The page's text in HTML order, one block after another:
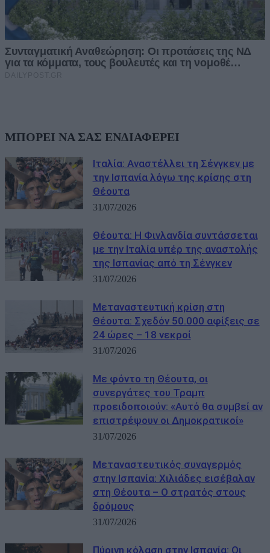
ΜΠΟΡΕΙ ΝΑ ΣΑΣ ΕΝΔΙΑΦΕΡΕΙ
Ιταλία: Αναστέλλει τη Σένγκεν με
την Ισπανία λόγω της κρίσης στη
Θέουτα
31/07/2026
Θέουτα: Η Φινλανδία συντάσσεται
με την Ιταλία υπέρ της αναστολής
της Ισπανίας από τη Σένγκεν
31/07/2026
Μεταναστευτική κρίση στη
Θέουτα: Σχεδόν 50.000 αφίξεις σε
24 ώρες – 18 νεκροί
31/07/2026
Με φόντο τη Θέουτα, οι
συνεργάτες του Τραμπ
προειδοποιούν: «Αυτό θα συμβεί αν
επιστρέψουν οι Δημοκρατικοί»
31/07/2026
Μεταναστευτικός συναγερμός
στην Ισπανία: Χιλιάδες εισέβαλαν
στη Θέουτα – Ο στρατός στους
δρόμους
31/07/2026
Πύρινη κόλαση στην Ισπανία: Οι